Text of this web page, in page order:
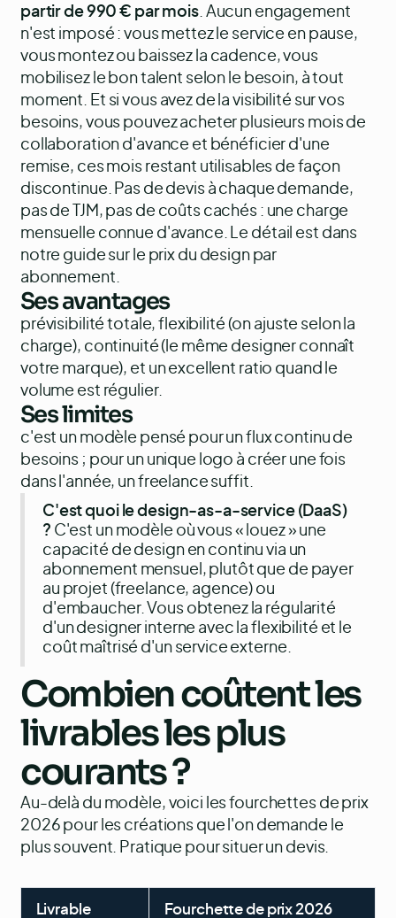
partir de 990 € par mois. Aucun engagement
n'est imposé : vous mettez le service en pause,
vous montez ou baissez la cadence, vous
mobilisez le bon talent selon le besoin, à tout
moment. Et si vous avez de la visibilité sur vos
besoins, vous pouvez acheter plusieurs mois de
collaboration d'avance et bénéficier d'une
remise, ces mois restant utilisables de façon
discontinue. Pas de devis à chaque demande,
pas de TJM, pas de coûts cachés : une charge
mensuelle connue d'avance. Le détail est dans
notre guide sur le prix du design par
abonnement.
Ses avantages
prévisibilité totale, flexibilité (on ajuste selon la
charge), continuité (le même designer connaît
votre marque), et un excellent ratio quand le
volume est régulier.
Ses limites
c'est un modèle pensé pour un flux continu de
besoins ; pour un unique logo à créer une fois
dans l'année, un freelance suffit.
C'est quoi le design-as-a-service (DaaS)
? C'est un modèle où vous « louez » une
capacité de design en continu via un
abonnement mensuel, plutôt que de payer
au projet (freelance, agence) ou
d'embaucher. Vous obtenez la régularité
d'un designer interne avec la flexibilité et le
coût maîtrisé d'un service externe.
Combien coûtent les
livrables les plus
courants ?
Au-delà du modèle, voici les fourchettes de prix
2026 pour les créations que l'on demande le
plus souvent. Pratique pour situer un devis.
Livrable Fourchette de prix 2026